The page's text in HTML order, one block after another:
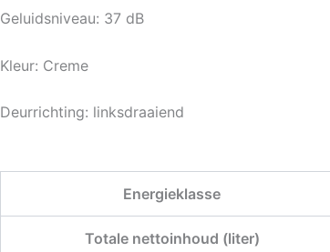
Geluidsniveau: 37 dB
Kleur: Creme
Deurrichting: linksdraaiend
Energieklasse
Totale nettoinhoud (liter)